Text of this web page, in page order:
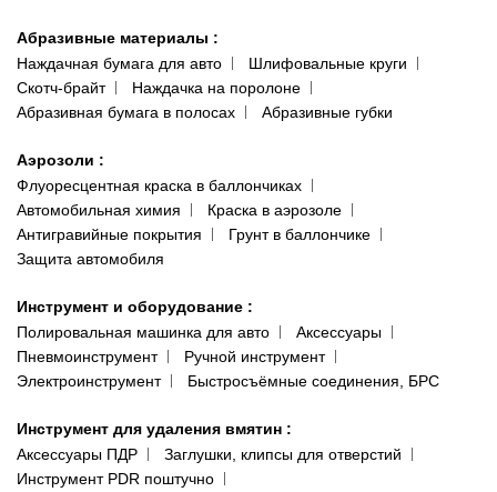
Абразивные материалы :
Наждачная бумага для авто
Шлифовальные круги
Скотч-брайт
Наждачка на поролоне
Абразивная бумага в полосах
Абразивные губки
Аэрозоли :
Флуоресцентная краска в баллончиках
Автомобильная химия
Краска в аэрозоле
Антигравийные покрытия
Грунт в баллончике
Защита автомобиля
Инструмент и оборудование :
Полировальная машинка для авто
Аксессуары
Пневмоинструмент
Ручной инструмент
Электроинструмент
Быстросъёмные соединения, БРС
Инструмент для удаления вмятин :
Аксессуары ПДР
Заглушки, клипсы для отверстий
Инструмент PDR поштучно